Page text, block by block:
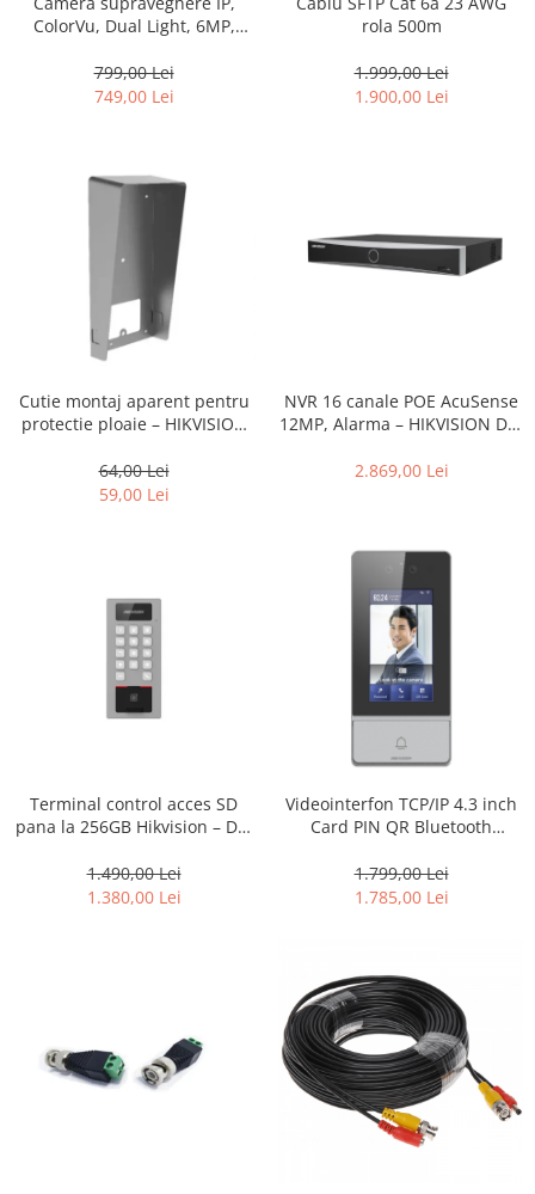
ColorVu, Dual Light, 6MP,
30m, Mic, PoE – HIKVISION DS-
2CD1367G2H-LIU-2.8mm
799,00 Lei
749,00 Lei
rola 500m
1.999,00 Lei
1.900,00 Lei
Cutie montaj aparent pentru
protectie ploaie – HIKVISION
64,00 Lei
59,00 Lei
NVR 16 canale POE AcuSense
12MP, Alarma – HIKVISION DS-
2.869,00 Lei
Terminal control acces SD
pana la 256GB Hikvision – DS-
pin
1.490,00 Lei
1.380,00 Lei
Videointerfon TCP/IP 4.3 inch
Card PIN QR Bluetooth
HIKVISION DS-KV9503-WBE1
1.799,00 Lei
1.785,00 Lei